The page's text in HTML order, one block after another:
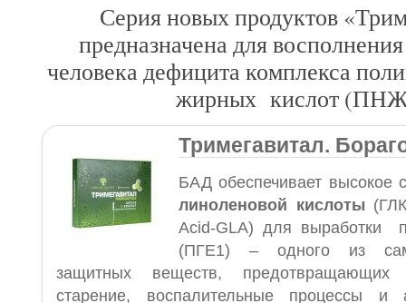
Серия новых продуктов
предназначена для
человека дефицита комплекса
жирных кислот
Тримегавитал.
БАД обеспечивает высокое
линоленовой кислоты
Acid-GLA) для выработки
(ПГЕ1) – одного из
защитных веществ, предотвращающих
старение, воспалительные процессы